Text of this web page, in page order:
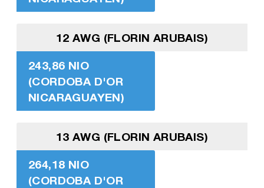
12 AWG (FLORIN ARUBAIS)
243,86 NIO
(CORDOBA D'OR
NICARAGUAYEN)
13 AWG (FLORIN ARUBAIS)
264,18 NIO
(CORDOBA D'OR